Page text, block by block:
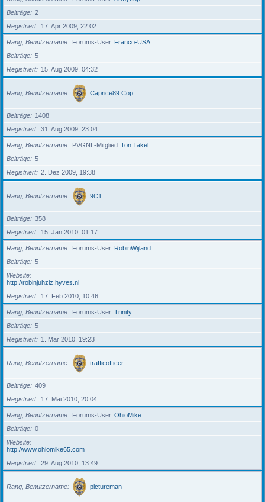
Beiträge
2
Registriert
17. Apr 2009, 22:02
Rang, Benutzername Forums-User Franco-USA
Beiträge
5
Registriert
15. Aug 2009, 04:32
Rang, Benutzername Caprice89 Cop
Beiträge
1408
Registriert
31. Aug 2009, 23:04
Rang, Benutzername PVGNL-Mitglied Ton Takel
Beiträge
5
Registriert
2. Dez 2009, 19:38
Rang, Benutzername 9C1
Beiträge
358
Registriert
15. Jan 2010, 01:17
Rang, Benutzername Forums-User RobinWijland
Beiträge
5
Website
http://robinjuhziz.hyves.nl
Registriert
17. Feb 2010, 10:46
Rang, Benutzername Forums-User Trinity
Beiträge
5
Registriert
1. Mär 2010, 19:23
Rang, Benutzername trafficofficer
Beiträge
409
Registriert
17. Mai 2010, 20:04
Rang, Benutzername Forums-User OhioMike
Beiträge
0
Website
http://www.ohiomike65.com
Registriert
29. Aug 2010, 13:49
Rang, Benutzername pictureman